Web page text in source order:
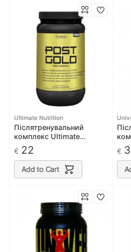
Ultimate Nutrition
Післятренувальний
комплекс Ultimate
Nutrition Post Gold 387 g
€ 22
Add to Cart
€